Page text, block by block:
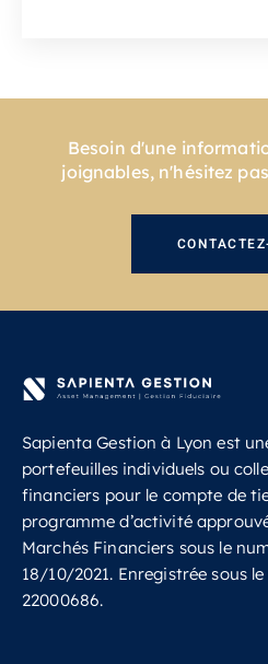
Besoin d'une
joignables, n'hésitez
Sapienta Gestion à Lyon est
portefeuilles individuels ou
financiers pour le compte de
programme d’activité
Marchés Financiers sous le
18/10/2021. Enregistrée sous
22000686.